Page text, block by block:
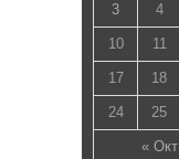
« Окт
3 4
10 11
17 18
24 25